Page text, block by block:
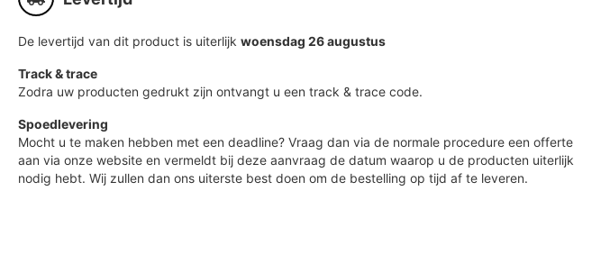
De levertijd van dit product is uiterlijk woensdag 26 augustus
Track & trace
Zodra uw producten gedrukt zijn ontvangt u een track & trace code.
Spoedlevering
Mocht u te maken hebben met een deadline? Vraag dan via de normale procedure een offerte
aan via onze website en vermeldt bij deze aanvraag de datum waarop u de producten uiterlijk
nodig hebt. Wij zullen dan ons uiterste best doen om de bestelling op tijd af te leveren.